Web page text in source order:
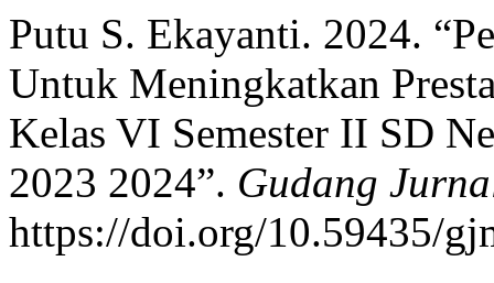
Putu S. Ekayanti. 2024.
Untuk Meningkatkan
Kelas VI Semester II SD
2023 2024”. Gudang
https://doi.org/10.59435/